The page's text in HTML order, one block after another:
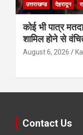
उत्तराखण्ड देहरादून
कोई भी पात्र
शामिल होने से
August 6, 2026
Contact Us